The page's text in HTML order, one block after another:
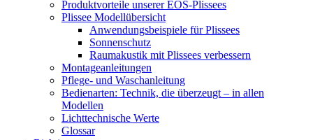
Produktvorteile unserer EOS-Plissees
Plissee Modellübersicht
Anwendungsbeispiele für Plissees
Sonnenschutz
Raumakustik mit Plissees verbessern
Montageanleitungen
Pflege- und Waschanleitung
Bedienarten: Technik, die überzeugt – in allen
Modellen
Lichttechnische Werte
Glossar